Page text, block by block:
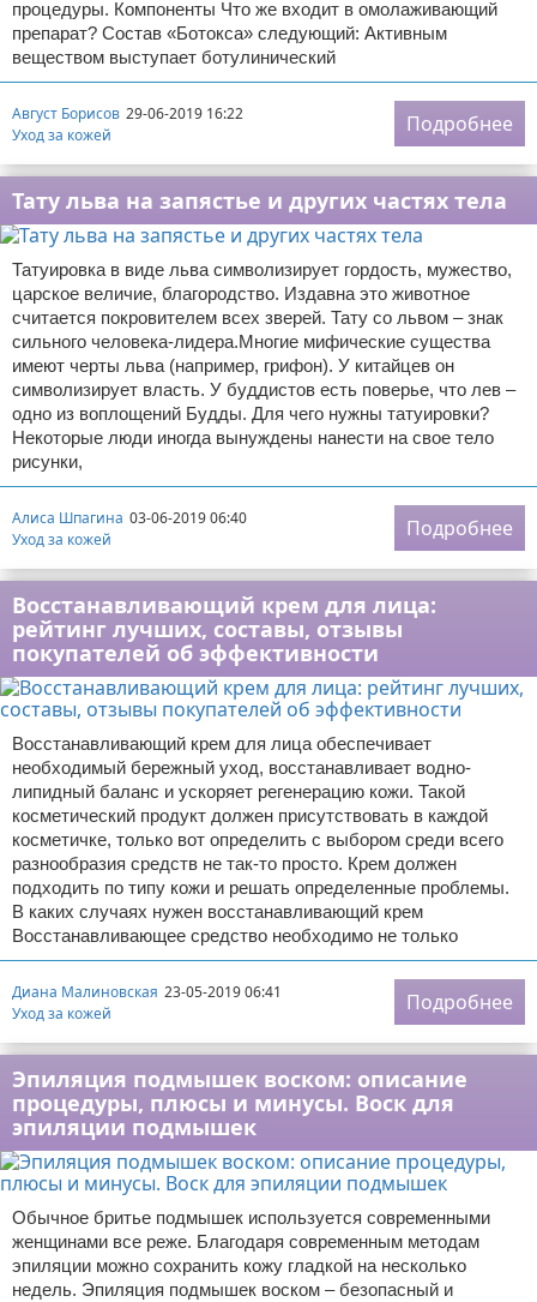
процедуры. Компоненты Что же входит в омолаживающий
препарат? Состав «Ботокса» следующий: Активным
веществом выступает ботулинический
Август Борисов 29-06-2019 16:22
Уход за кожей
Подробнее
Тату льва на запястье и других частях тела
Татуировка в виде льва символизирует гордость, мужество,
царское величие, благородство. Издавна это животное
считается покровителем всех зверей. Тату со львом – знак
сильного человека-лидера.Многие мифические существа
имеют черты льва (например, грифон). У китайцев он
символизирует власть. У буддистов есть поверье, что лев –
одно из воплощений Будды. Для чего нужны татуировки?
Некоторые люди иногда вынуждены нанести на свое тело
рисунки,
Алиса Шпагина 03-06-2019 06:40
Уход за кожей
Подробнее
Восстанавливающий крем для лица:
рейтинг лучших, составы, отзывы
покупателей об эффективности
Восстанавливающий крем для лица обеспечивает
необходимый бережный уход, восстанавливает водно-
липидный баланс и ускоряет регенерацию кожи. Такой
косметический продукт должен присутствовать в каждой
косметичке, только вот определить с выбором среди всего
разнообразия средств не так-то просто. Крем должен
подходить по типу кожи и решать определенные проблемы.
В каких случаях нужен восстанавливающий крем
Восстанавливающее средство необходимо не только
Диана Малиновская 23-05-2019 06:41
Уход за кожей
Подробнее
Эпиляция подмышек воском: описание
процедуры, плюсы и минусы. Воск для
эпиляции подмышек
Обычное бритье подмышек используется современными
женщинами все реже. Благодаря современным методам
эпиляции можно сохранить кожу гладкой на несколько
недель. Эпиляция подмышек воском – безопасный и